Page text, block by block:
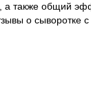
а также общий
о сыворотке